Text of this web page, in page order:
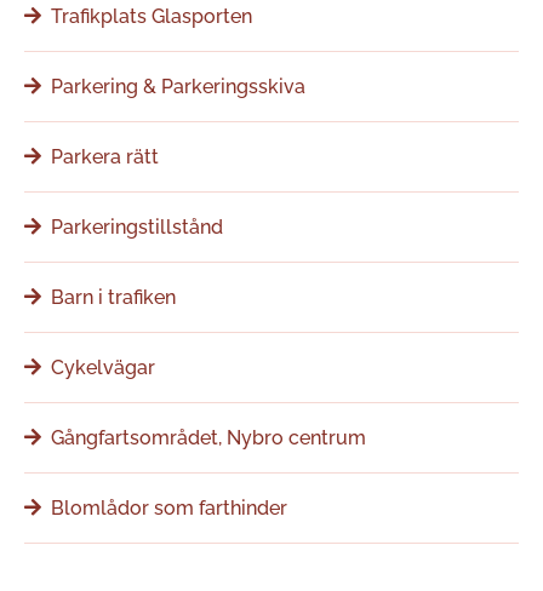
Trafikplats Glasporten
Parkering & Parkeringsskiva
Parkera rätt
Parkeringstillstånd
Barn i trafiken
Cykelvägar
Gångfartsområdet, Nybro centrum
Blomlådor som farthinder